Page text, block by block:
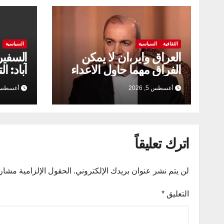
الثقافية السياسية
العراق واير،ان لا يمكن
الفراق مهما حاول الاعداء
أغسطس 5, 2026
السياسية
آباد:
أغسطس 2,
اترك تعليقاً
لن يتم نشر عنوان بريدك الإلكتروني. الحقول الإلزامية مشار
التعليق *